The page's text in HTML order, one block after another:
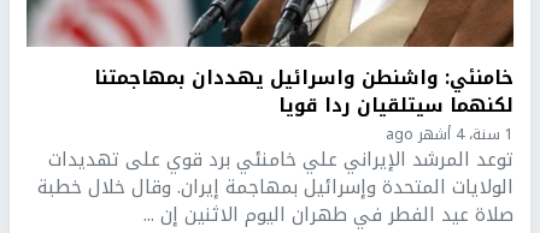
خامنئي: واشنطن واسرائيل يهددان بمهاجمتنا
لكنهما سيتلقيان ردا قويا
1 سنة، 4 أشهر ago
توعد المرشد الإيراني علي خامنئي برد قوي على تهديدات
الولايات المتحدة وإسرائيل بمهاجمة إيران. وقال خلال خطبة
صلاة عيد الفطر في طهران اليوم الاثنين إن ...